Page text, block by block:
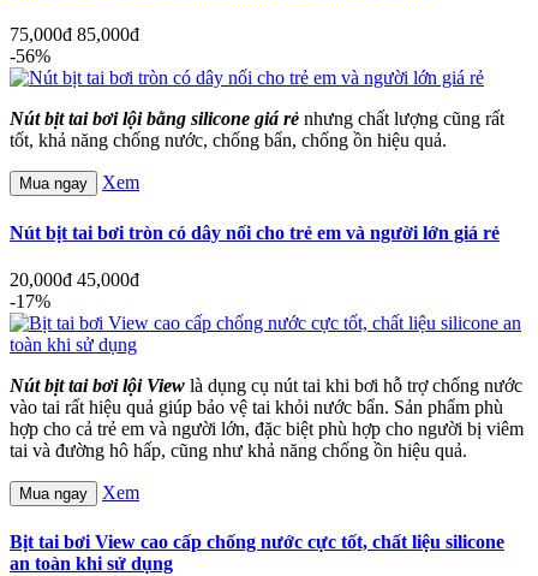
75,000đ 85,000đ
-56%
Nút bịt tai bơi lội bằng silicone giá rẻ nhưng chất lượng cũng rất
tốt, khả năng chống nước, chống bẩn, chống ồn hiệu quả.
Mua ngay Xem
Nút bịt tai bơi tròn có dây nối cho trẻ em và người lớn giá rẻ
20,000đ 45,000đ
-17%
Nút bịt tai bơi lội View là dụng cụ nút tai khi bơi hỗ trợ chống nước
vào tai rất hiệu quả giúp bảo vệ tai khỏi nước bẩn. Sản phẩm phù
hợp cho cả trẻ em và người lớn, đặc biệt phù hợp cho người bị viêm
tai và đường hô hấp, cũng như khả năng chống ồn hiệu quả.
Mua ngay Xem
Bịt tai bơi View cao cấp chống nước cực tốt, chất liệu silicone
an toàn khi sử dụng